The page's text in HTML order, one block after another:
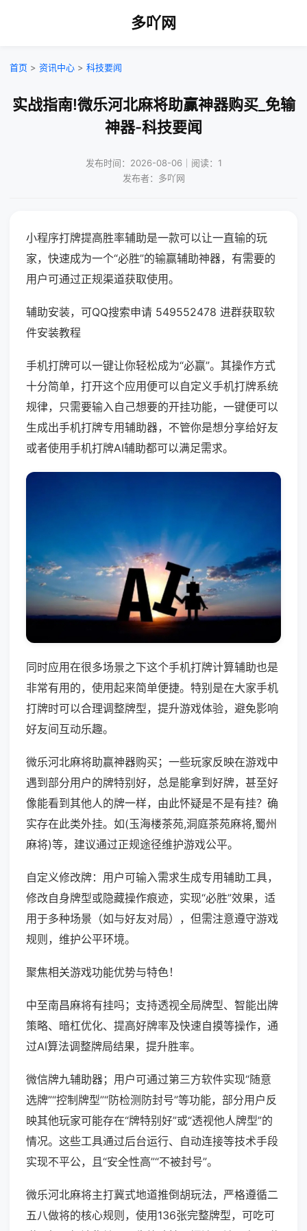
多吖网
首页 > 资讯中心 > 科技要闻
实战指南!微乐河北麻将助赢神器购买_免输
神器-科技要闻
发布时间：2026-08-06｜阅读：1
发布者：多吖网
小程序打牌提高胜率辅助是一款可以让一直输的玩
家，快速成为一个“必胜”的输赢辅助神器，有需要的
用户可通过正规渠道获取使用。
辅助安装，可QQ搜索申请 549552478 进群获取软
件安装教程
手机打牌可以一键让你轻松成为“必赢”。其操作方式
十分简单，打开这个应用便可以自定义手机打牌系统
规律，只需要输入自己想要的开挂功能，一键便可以
生成出手机打牌专用辅助器，不管你是想分享给好友
或者使用手机打牌AI辅助都可以满足需求。
同时应用在很多场景之下这个手机打牌计算辅助也是
非常有用的，使用起来简单便捷。特别是在大家手机
打牌时可以合理调整牌型，提升游戏体验，避免影响
好友间互动乐趣。
微乐河北麻将助赢神器购买；一些玩家反映在游戏中
遇到部分用户的牌特别好，总是能拿到好牌，甚至好
像能看到其他人的牌一样，由此怀疑是不是有挂？确
实存在此类外挂。如(玉海楼茶苑,洞庭茶苑麻将,蜀州
麻将)等，建议通过正规途径维护游戏公平。
自定义修改牌：用户可输入需求生成专用辅助工具，
修改自身牌型或隐藏操作痕迹，实现“必胜”效果，适
用于多种场景（如与好友对局），但需注意遵守游戏
规则，维护公平环境。
聚焦相关游戏功能优势与特色！
中至南昌麻将有挂吗；支持透视全局牌型、智能出牌
策略、暗杠优化、提高好牌率及快速自摸等操作，通
过AI算法调整牌局结果，提升胜率。
微信牌九辅助器；用户可通过第三方软件实现“随意
选牌”“控制牌型”“防检测防封号”等功能，部分用户反
映其他玩家可能存在“牌特别好”或“透视他人牌型”的
情况。这些工具通过后台运行、自动连接等技术手段
实现不平公，且“安全性高”“不被封号”。
微乐河北麻将主打冀式地道推倒胡玩法，严格遵循二
五八做将的核心规则，使用136张完整牌型，可吃可